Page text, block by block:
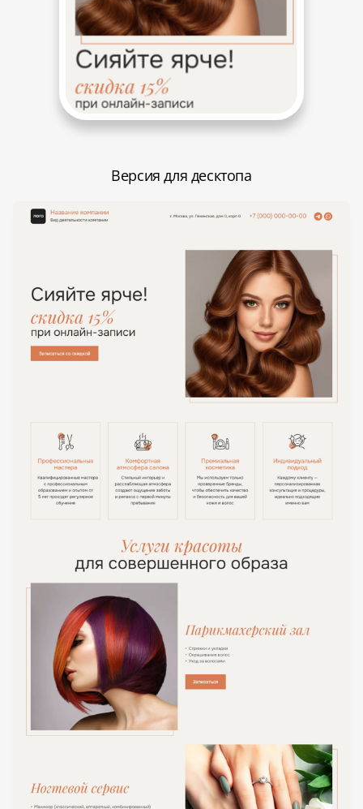
Версия для десктопа